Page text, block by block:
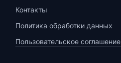
Контакты
Политика обработки данных
Пользовательское соглашение